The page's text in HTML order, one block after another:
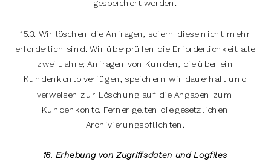
gespeichert werden.
15.3. Wir löschen die Anfragen, sofern diese nicht mehr
erforderlich sind. Wir überprüfen die Erforderlichkeit alle
zwei Jahre; Anfragen von Kunden, die über ein
Kundenkonto verfügen, speichern wir dauerhaft und
verweisen zur Löschung auf die Angaben zum
Kundenkonto. Ferner gelten die gesetzlichen
Archivierungspflichten.
16. Erhebung von Zugriffsdaten und Logfiles